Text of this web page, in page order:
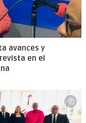
avances y
en el